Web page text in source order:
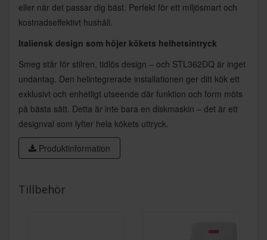
eller när det passar dig bäst. Perfekt för ett miljösmart och
kostnadseffektivt hushåll.
Italiensk design som höjer kökets helhetsintryck
Smeg står för stilren, tidlös design – och STL362DQ är inget
undantag. Den helintegrerade installationen ger ditt kök ett
exklusivt och enhetligt utseende där funktion och form möts
på bästa sätt. Detta är inte bara en diskmaskin – det är ett
designval som lyfter hela kökets uttryck.
Produktinformation
Tillbehör